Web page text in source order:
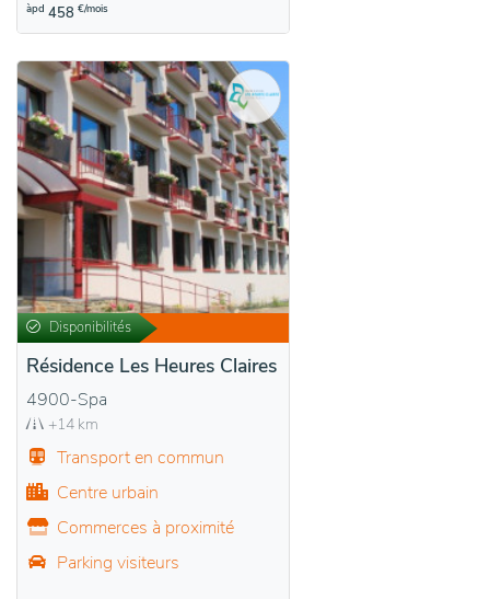
àpd 458 €/mois
Disponibilités
Résidence Les Heures Claires
4900-Spa
+14 km
Transport en commun
Centre urbain
Commerces à proximité
Parking visiteurs